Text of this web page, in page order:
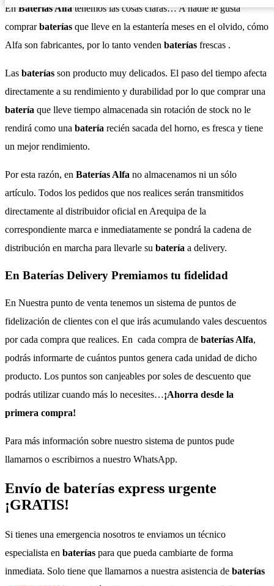
EnBaterías Alfatenemos las cosas claras… A nadie le gusta
comprarbaterías que lleve en la estantería meses en el olvido, cómo
Alfa son fabricantes, por lo tanto venden baterías frescas .
Las baterías son producto muy delicados. El paso del tiempo afecta
directamente a su rendimiento y durabilidad por lo que comprar una
batería que lleve tiempo almacenada sin rotación de stock no le
rendirá como una batería recién sacada del horno, es fresca y tiene
un mejor rendimiento.
Por esta razón, en Baterías Alfa no almacenamos ni un sólo
artículo. Todos los pedidos que nos realices serán transmitidos
directamente al distribuidor oficial en Arequipa de la
correspondiente marca e inmediatamente se pondrá la cadena de
distribución en marcha para llevarle su batería a delivery.
En Baterías Delivery Premiamos tu fidelidad
En Nuestra punto de venta tenemos un sistema de puntos de
fidelización de clientes con el que irás acumulando vales descuentos
por cada compra que realices. En cada compra de baterías Alfa,
podrás informarte de cuántos puntos genera cada unidad de dicho
producto. Los puntos son canjeables por soles de descuento que
podrás utilizar cuando más lo necesites…¡Ahorra desde la
primera compra!
Para más información sobre nuestro sistema de puntos pude
llamarnos o escribirnos a nuestro WhatsApp.
Envío de baterías express urgente
¡GRATIS!
Si tienes una emergencia nosotros te enviamos un técnico
especialista en baterías para que pueda cambiarte de forma
inmediata. Solo tiene que llamarnos a nuestra asistencia de baterías